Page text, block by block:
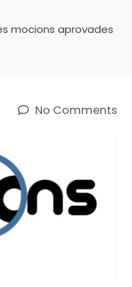
mocions aprovades
No Comments